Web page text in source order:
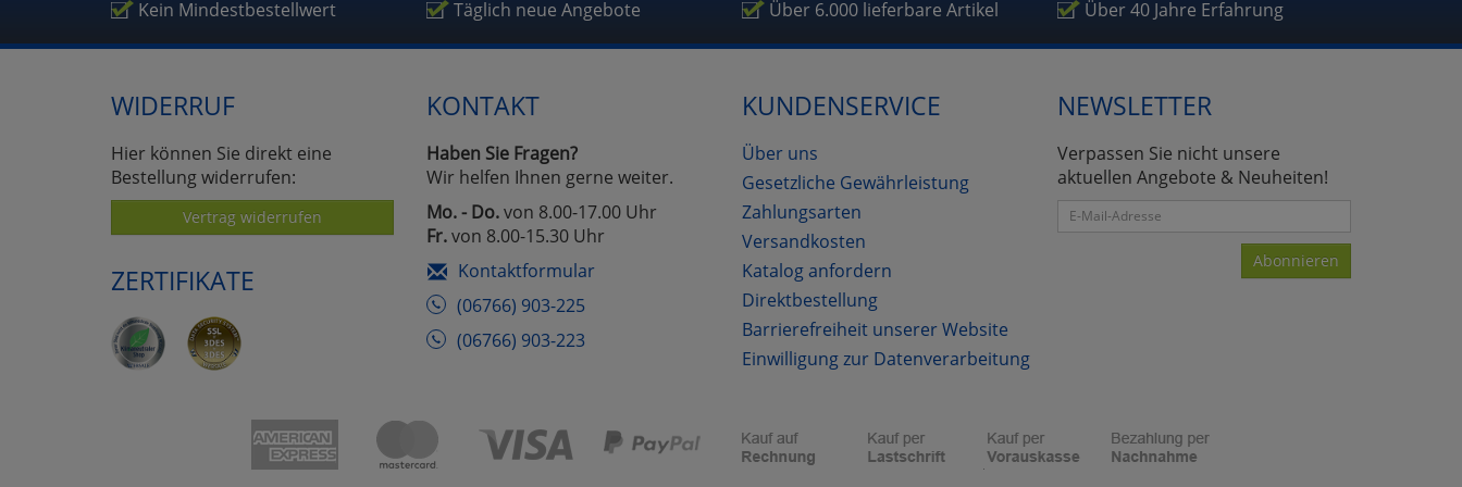
Kein Mindestbestellwert Täglich neue Angebote Über 6.000 lieferbare Artikel Über 40 Jahre Erfahrung
WIDERRUF
Hier können Sie direkt eine
Bestellung widerrufen:
Vertrag widerrufen
ZERTIFIKATE
KONTAKT
Haben Sie Fragen?
Wir helfen Ihnen gerne weiter.
Mo. - Do.von 8.00-17.00 Uhr
Fr.von 8.00-15.30 Uhr
Kontaktformular
(06766) 903-225
(06766) 903-223
KUNDENSERVICE
Über uns
Gesetzliche Gewährleistung
Zahlungsarten
Versandkosten
Katalog anfordern
Direktbestellung
Barrierefreiheit unserer Website
Einwilligung zur Datenverarbeitung
NEWSLETTER
Verpassen Sie nicht unsere
aktuellen Angebote & Neuheiten!
Abonnieren
Umfragetools